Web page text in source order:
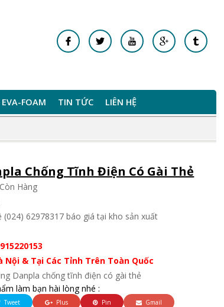
FOAM TIN TỨC LIÊN HỆ
Chống Tĩnh Điện Có Gài Thẻ
Hàng
(024) 62978317 báo giá tại kho sản xuất
Nội & Tại Các Tỉnh Trên Toàn Quốc
Danpla chống tĩnh điện có gài thẻ
làm bạn hài lòng nhé :
Tweet Plus Pin Gmail